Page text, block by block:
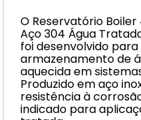
O Reservatório Boiler
Aço 304 Água
foi desenvolvido
armazenamento de
aquecida em
Produzido em aço
resistência à
indicado para